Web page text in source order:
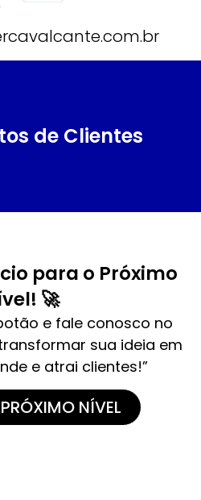
de Clientes
para o Próximo
🚀
e fale conosco no
sua ideia em
e atrai clientes!”
NÍVEL